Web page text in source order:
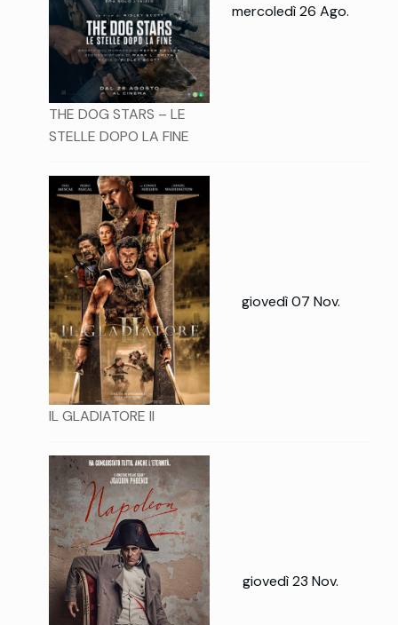
THE DOG STARS – LE
STELLE DOPO LA FINE
mercoledì 26 Ago.
IL GLADIATORE II
giovedì 07 Nov.
giovedì 23 Nov.